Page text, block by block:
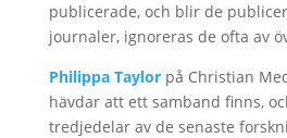
publicerade, och blir de
journaler, ignoreras de ofta av
Philippa Taylorpå Christian
hävdar att ett samband finns,
tredjedelar av de senaste